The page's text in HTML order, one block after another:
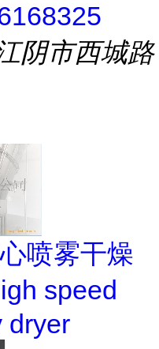
阴市西城路
喷雾干燥
speed
dryer